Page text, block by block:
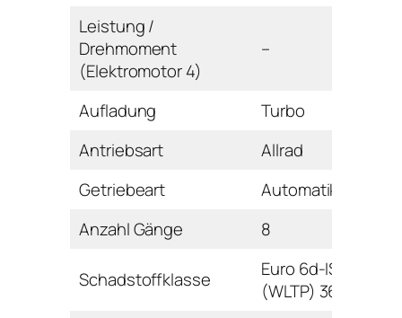
Leistung /
Drehmoment
(Elektromotor 4)
–
Aufladung
Turbo
Antriebsart
Allrad
Getriebeart
Automatikgetriebe
Anzahl Gänge
8
Schadstoffklasse
Euro 6d-ISC-FCM
(WLTP) 36AP-AR